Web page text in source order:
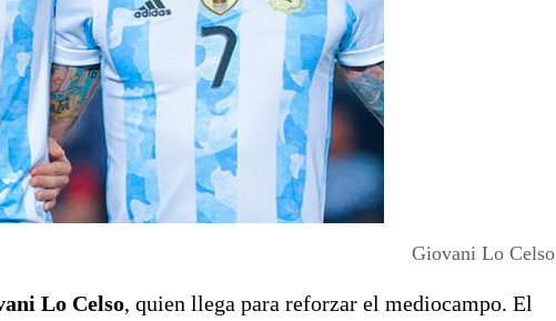
Giovani Lo Celso
Lo Celso, quien llega para reforzar el mediocampo. El